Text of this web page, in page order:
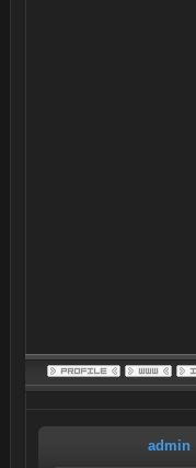
admin